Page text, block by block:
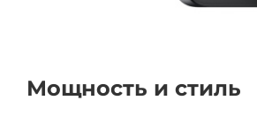
Мощность и стиль